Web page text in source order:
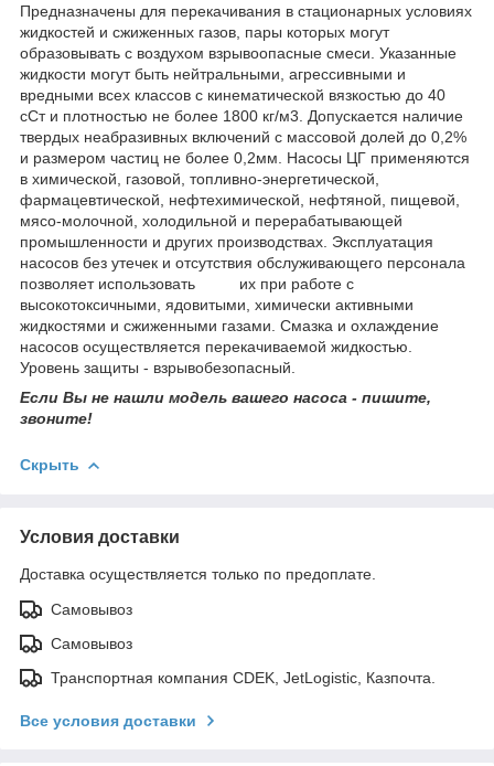
Предназначены для перекачивания в стационарных условиях
жидкостей и сжиженных газов, пары которых могут
образовывать с воздухом взрывоопасные смеси. Указанные
жидкости могут быть нейтральными, агрессивными и
вредными всех классов с кинематической вязкостью до 40
сСт и плотностью не более 1800 кг/м3. Допускается наличие
твердых неабразивных включений с массовой долей до 0,2%
и размером частиц не более 0,2мм. Насосы ЦГ применяются
в химической, газовой, топливно-энергетической,
фармацевтической, нефтехимической, нефтяной, пищевой,
мясо-молочной, холодильной и перерабатывающей
промышленности и других производствах. Эксплуатация
насосов без утечек и отсутствия обслуживающего персонала
позволяет использовать их при работе с
высокотоксичными, ядовитыми, химически активными
жидкостями и сжиженными газами. Смазка и охлаждение
насосов осуществляется перекачиваемой жидкостью.
Уровень защиты - взрывобезопасный.
Если Вы не нашли модель вашего насоса - пишите,
звоните!
Скрыть
Условия доставки
Доставка осуществляется только по предоплате.
Самовывоз
Самовывоз
Транспортная компания CDEK, JetLogistic, Казпочта.
Все условия доставки